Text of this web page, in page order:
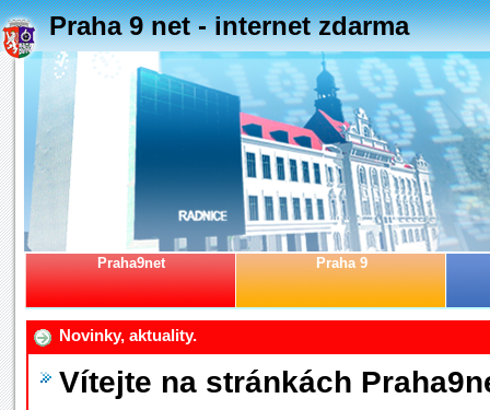
Praha 9 net - internet zdarma
Praha9net Praha 9
Novinky, aktuality.
Vítejte na stránkách